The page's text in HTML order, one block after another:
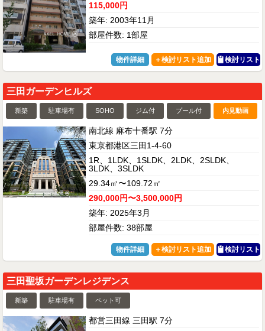
115,000円
築年: 2003年11月
部屋件数: 1部屋
物件詳細 検討リスト
三田ガーデンヒルズ
新築 駐車場有 SOHO ジム付 プール付 内見動画
南北線 麻布十番駅 7分
東京都港区三田1-4-60
1R、1LDK、1SLDK、2LDK、2SLDK、
3LDK、3SLDK
29.34㎡〜109.72㎡
290,000円〜3,500,000円
築年: 2025年3月
部屋件数: 38部屋
物件詳細 検討リスト
三田聖坂ガーデンレジデンス
新築 駐車場有 ペット可
都営三田線 三田駅 7分